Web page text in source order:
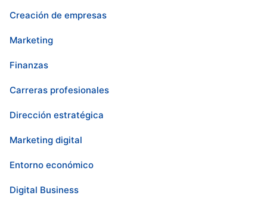
Creación de empresas
Marketing
Finanzas
Carreras profesionales
Dirección estratégica
Marketing digital
Entorno económico
Digital Business